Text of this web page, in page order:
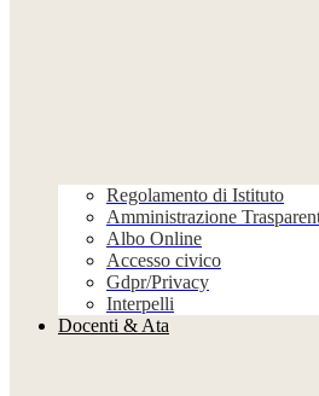
Regolamento di Istituto
Amministrazione
Albo Online
Accesso civico
Gdpr/Privacy
Interpelli
Docenti & Ata